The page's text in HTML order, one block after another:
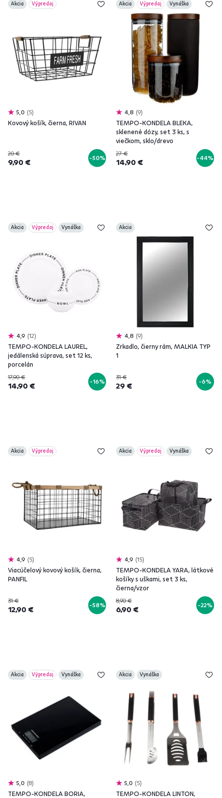
Akcia Výpredaj
5,0 5
Kovový košík, čierna, RIVAN
20 €
9,90 € -50%
Akcia Výpredaj Vynáška
4,8 9
TEMPO-KONDELA BLEKA,
sklenené dózy, set 3 ks, s
viečkom, sklo/drevo
27 €
14,90 € -44%
Akcia Výpredaj Vynáška
4,9 12
TEMPO-KONDELA LAUREL,
jedálenská súprava, set 12 ks,
porcelán
17,90 €
14,90 € -16%
Akcia
4,8 9
Zrkadlo, čierny rám, MALKIA TYP
1
31 €
29 € -6%
Akcia Výpredaj
4,9 5
Viacúčelový kovový košík, čierna,
PANFIL
31 €
12,90 € -58%
Akcia Výpredaj Vynáška
4,9 15
TEMPO-KONDELA YARA, látkové
košíky s uškami, set 3 ks,
čierna/vzor
8,90 €
6,90 € -22%
Akcia Výpredaj Vynáška
5,0 8
TEMPO-KONDELA BORIA,
Akcia Vynáška
5,0 5
TEMPO-KONDELA LINTON,